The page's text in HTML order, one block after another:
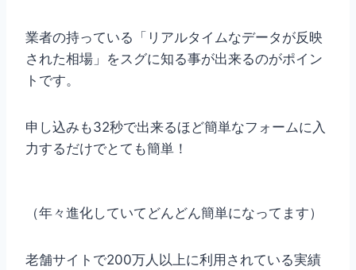
業者の持っている「リアルタイムなデータが反映
された相場」をスグに知る事が出来るのがポイン
トです。
申し込みも32秒で出来るほど簡単なフォームに入
力するだけでとても簡単！
（年々進化していてどんどん簡単になってます）
老舗サイトで200万人以上に利用されている実績